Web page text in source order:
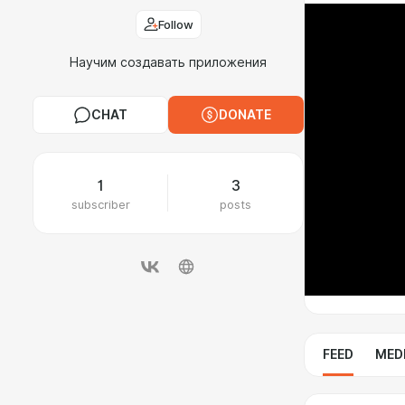
Follow
Научим создавать приложения
CHAT DONATE
1
subscriber
3
posts
FEED